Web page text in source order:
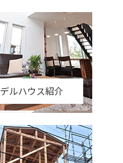
ルハウス紹介